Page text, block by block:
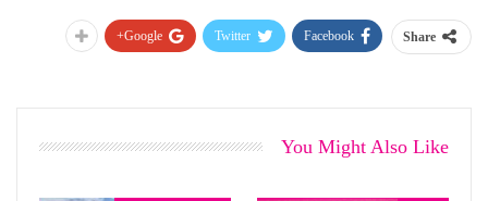
Share
Facebook
Twitter
Google+
You Might Also Like